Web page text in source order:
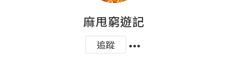
麻甩窮遊記
追蹤